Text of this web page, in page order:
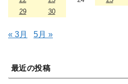
29
30
« 3月 5月 »
最近の投稿